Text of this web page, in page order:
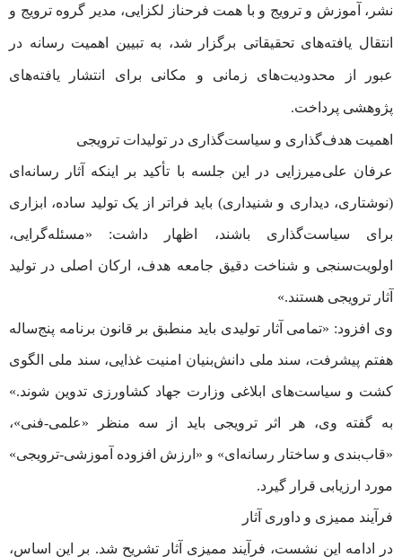
نشر، آموزش و ترویج و با همت فرحناز لکزایی، مدیر گروه ترویج و
انتقال یافته‌های تحقیقاتی برگزار شد، به تبیین اهمیت رسانه در
عبور از محدودیت‌های زمانی و مکانی برای انتشار یافته‌های
پژوهشی پرداخت.
اهمیت هدف‌گذاری و سیاست‌گذاری در تولیدات ترویجی
عرفان علی‌میرزایی در این جلسه با تأکید بر اینکه آثار رسانه‌ای
(نوشتاری، دیداری و شنیداری) باید فراتر از یک تولید ساده، ابزاری
برای سیاست‌گذاری باشند، اظهار داشت: «مسئله‌گرایی،
اولویت‌سنجی و شناخت دقیق جامعه هدف، ارکان اصلی در تولید
آثار ترویجی هستند.»
وی افزود: «تمامی آثار تولیدی باید منطبق بر قانون برنامه پنج‌ساله
هفتم پیشرفت، سند ملی دانش‌بنیان امنیت غذایی، سند ملی الگوی
کشت و سیاست‌های ابلاغی وزارت جهاد کشاورزی تدوین شوند.»
به گفته وی، هر اثر ترویجی باید از سه منظر «علمی-فنی»،
«قاب‌بندی و ساختار رسانه‌ای» و «ارزش افزوده آموزشی-ترویجی»
مورد ارزیابی قرار گیرد.
فرآیند ممیزی و داوری آثار
در ادامه این نشست، فرآیند ممیزی آثار تشریح شد. بر این اساس،